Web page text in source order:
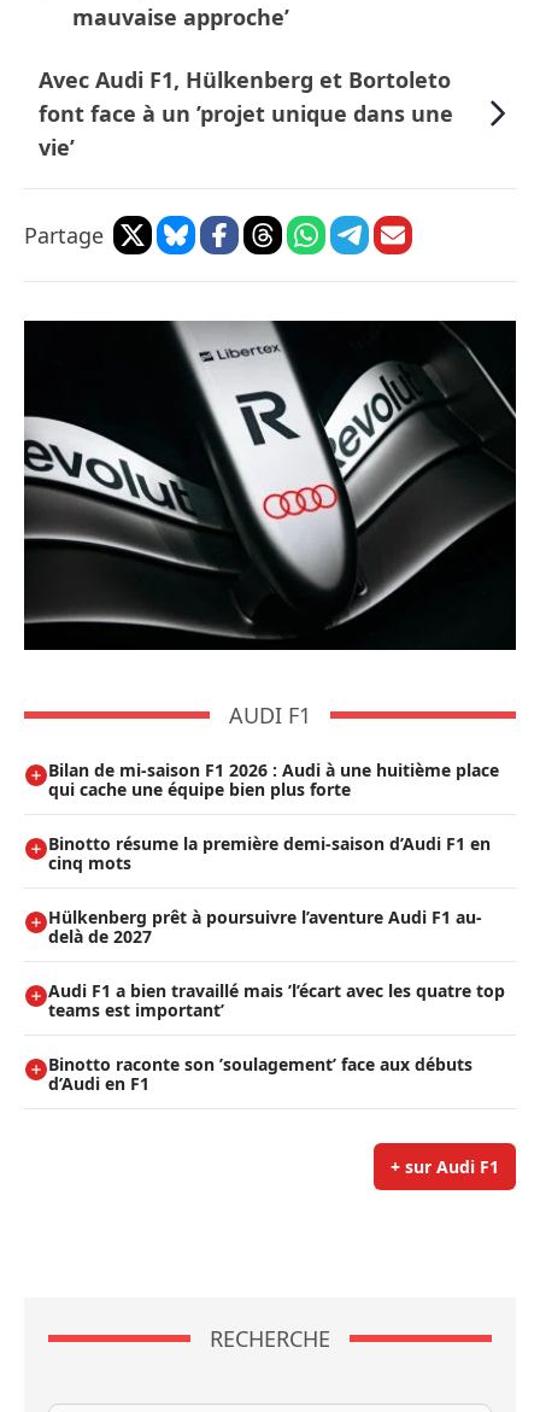
mauvaise approche’
Avec Audi F1, Hülkenberg et Bortoleto
font face à un ’projet unique dans une
vie’
Partage
AUDI F1
Bilan de mi-saison F1 2026 : Audi à une huitième place
qui cache une équipe bien plus forte
Binotto résume la première demi-saison d’Audi F1 en
cinq mots
Hülkenberg prêt à poursuivre l’aventure Audi F1 au-
delà de 2027
Audi F1 a bien travaillé mais ’l’écart avec les quatre top
teams est important’
Binotto raconte son ’soulagement’ face aux débuts
d’Audi en F1
+ sur Audi F1
RECHERCHE